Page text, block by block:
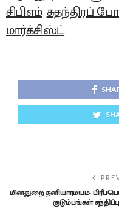
சிபிஎம் சுதந்திரப்
மார்க்சிஸ்ட்
மின்துறை தனியார்மயம்-
குடும்பங்கள்